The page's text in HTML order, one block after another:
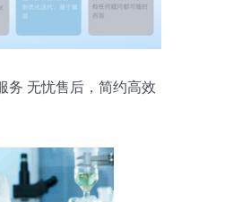
务 无忧售后，简约高效